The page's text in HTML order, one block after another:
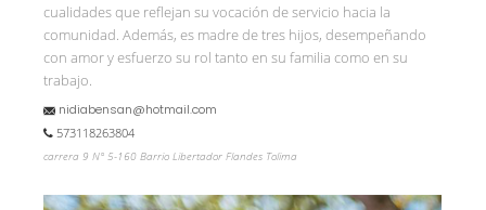
cualidades que reflejan su vocación de servicio hacia la
comunidad. Además, es madre de tres hijos, desempeñando
con amor y esfuerzo su rol tanto en su familia como en su
trabajo.
nidiabensan@hotmail.com
573118263804
carrera 9 N° 5-160 Barrio Libertador Flandes Tolima